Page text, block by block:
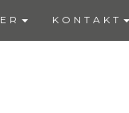
KONTAKT